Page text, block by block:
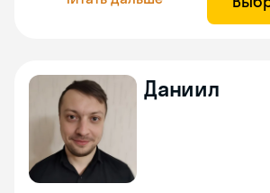
Даниил